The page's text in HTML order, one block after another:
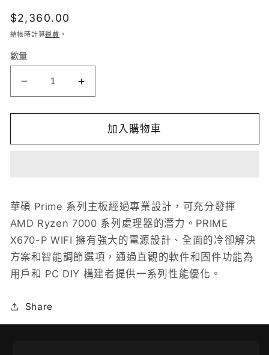
檔
1
定
價
$2,360.00
結帳時計算運費 。
數量
ASUS
PRIME
X670-
WIFI
減
少
ASUS
PRIME
X670-
WIFI
增
加
加入購物車
華碩 Prime 系列主板經過專業設計，可充分發揮
AMD Ryzen 7000 系列處理器的潛力。 PRIME
X670-P WIFI 擁有強大的電源設計、全面的冷卻解決
方案和智能調節選項，通過直觀的軟件和固件功能為
用戶和 PC DIY 構建者提供一系列性能優化。
Share